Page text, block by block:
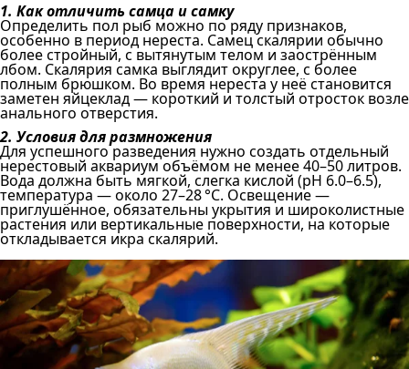
1. Как отличить самца и самку
Определить пол рыб можно по ряду признаков,
особенно в период нереста. Самец скалярии обычно
более стройный, с вытянутым телом и заострённым
лбом. Скалярия самка выглядит округлее, с более
полным брюшком. Во время нереста у неё становится
заметен яйцеклад — короткий и толстый отросток возле
анального отверстия.
2. Условия для размножения
Для успешного разведения нужно создать отдельный
нерестовый аквариум объёмом не менее 40–50 литров.
Вода должна быть мягкой, слегка кислой (pH 6.0–6.5),
температура — около 27–28 °C. Освещение —
приглушённое, обязательны укрытия и широколистные
растения или вертикальные поверхности, на которые
откладывается икра скалярий.